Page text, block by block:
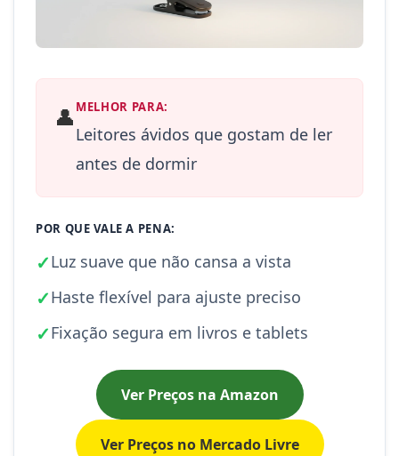
👤 MELHOR PARA:
Leitores ávidos que gostam de ler
antes de dormir
POR QUE VALE A PENA:
✓Luz suave que não cansa a vista
✓Haste flexível para ajuste preciso
✓Fixação segura em livros e tablets
Ver Preços na Amazon
Ver Preços no Mercado Livre